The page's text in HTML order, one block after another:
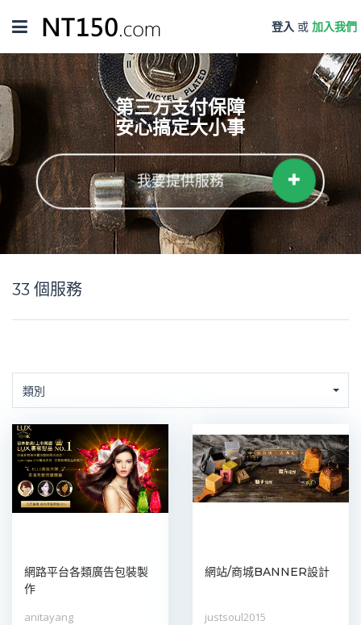
Toggle
navigation
登入 或 加入我們
第三方支付保障
安心搞定大小事
我要提供服務
33 個服務
類別
網路平台各類廣告包裝製
作
anitayang
網站/商城BANNER設計
justsoul2015